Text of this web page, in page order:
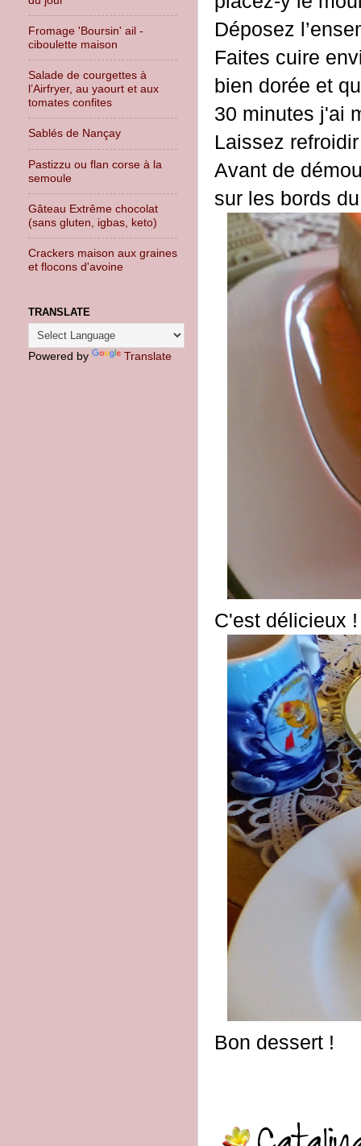
Déposez
Faites cuire
bien dorée et
30 minutes j'ai
Laissez
Avant de
sur les bords
C'est délicieux !
Bon dessert !
Fromage 'Boursin' ail -
ciboulette maison
Salade de courgettes à
l’Airfryer, au yaourt et aux
tomates confites
Sablés de Nançay
Pastizzu ou flan corse à la
semoule
Gâteau Extrême chocolat
(sans gluten, igbas, keto)
Crackers maison aux graines
et flocons d'avoine
TRANSLATE
Powered by Translate